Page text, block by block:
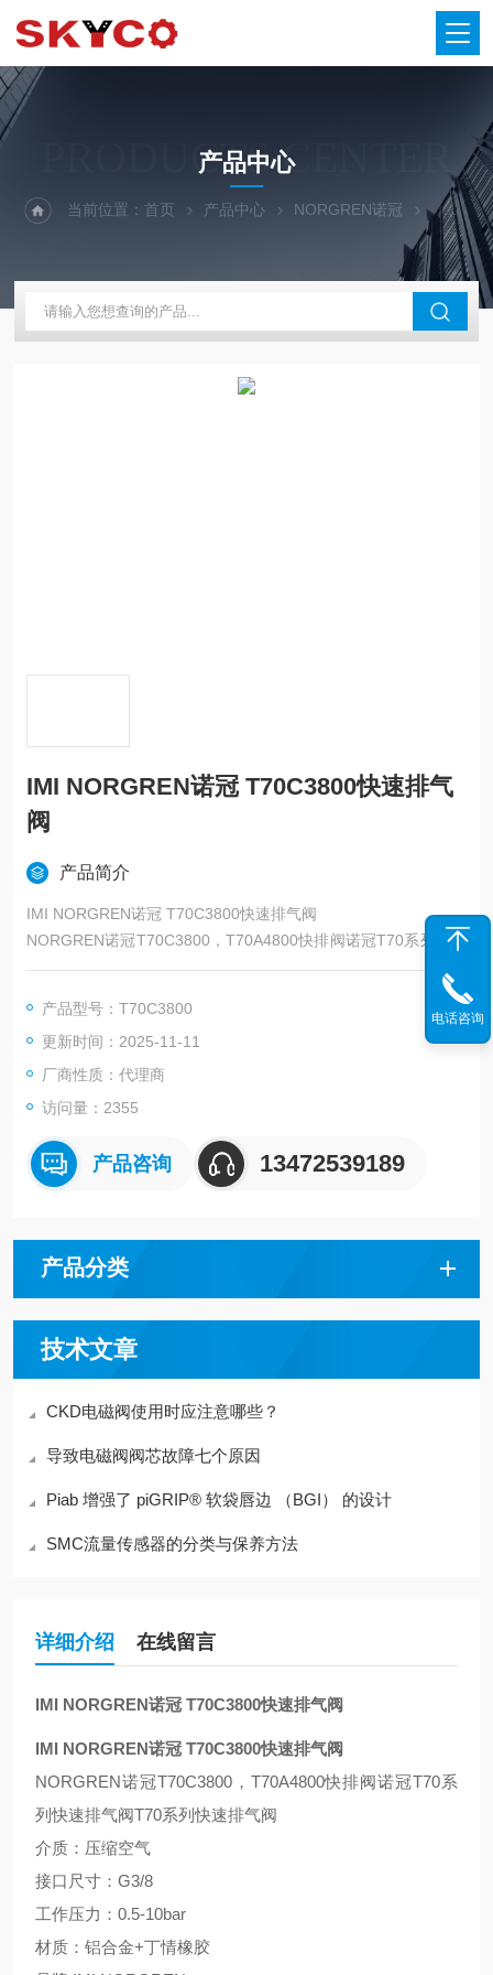
PRODUCTS CENTER
产品中心
当前位置：首页 产品中心 NORGREN诺冠
IMI NORGREN诺冠 T70C3800快速排气
阀
产品简介
IMI NORGREN诺冠 T70C3800快速排气阀
NORGREN诺冠T70C3800，T70A4800快排阀诺冠T70系列快速
排气阀T70系列快速排气阀
接口尺寸：G3/8
工作压力：0.5-10bar
材质：铝合金+丁情橡胶
品牌:IMI NORGREN
产品型号：T70C3800
更新时间：2025-11-11
厂商性质：代理商
访问量：2355
产品咨询 13472539189
产品分类
技术文章
CKD电磁阀使用时应注意哪些？
导致电磁阀阀芯故障七个原因
Piab 增强了 piGRIP® 软袋唇边 （BGI） 的设计
SMC流量传感器的分类与保养方法
详细介绍 在线留言
IMI NORGREN诺冠 T70C3800快速排气阀
IMI NORGREN诺冠 T70C3800快速排气阀
NORGREN诺冠T70C3800，T70A4800快排阀诺冠T70系
列快速排气阀T70系列快速排气阀
介质：压缩空气
接口尺寸：G3/8
工作压力：0.5-10bar
材质：铝合金+丁情橡胶
电话咨询